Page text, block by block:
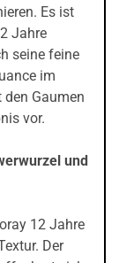
Es ist
Jahre
seine feine
im
Gaumen
vor.
und
12 Jahre
Der